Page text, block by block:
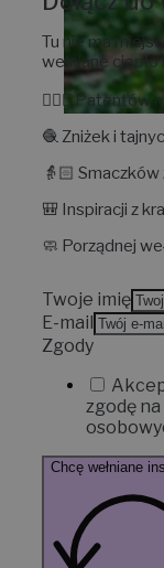
Tu nie ma
wełniane
💇🏼‍♀️ Patentów
🧶 Zniżek i
👵🏻 Smaczków
🎒 Inspiracji z
🧼 Porządnej
Twoje imię
E-mail
Zgody
zgodę
Chcę wełniane